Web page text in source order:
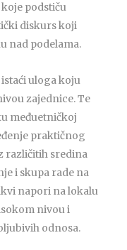
podstiču
diskurs koji
nad podelama.
uloga koju
zajednice. Te
međuetničkoj
praktičnog
različitih sredina
i skupa rade na
napori na lokalu
nivou i
odnosa.